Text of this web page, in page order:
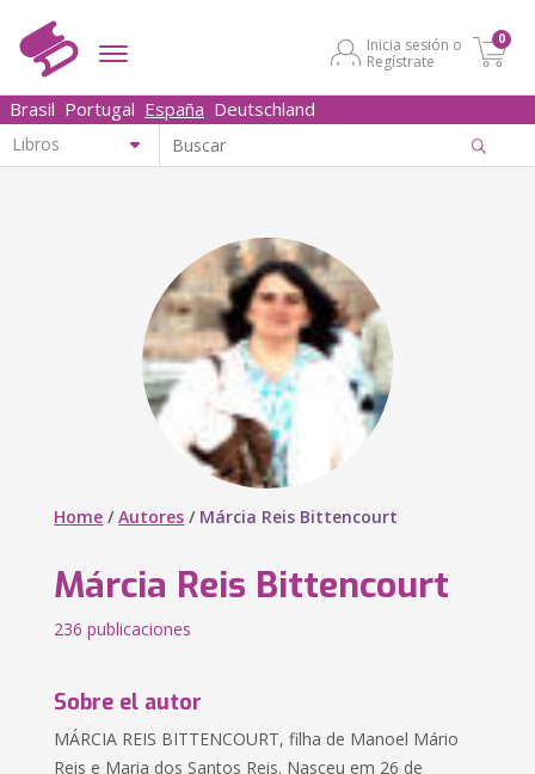
Inicia sesión o
Regístrate
0
Brasil Portugal España Deutschland
Home /Autores / Márcia Reis Bittencourt
Márcia Reis Bittencourt
236 publicaciones
Sobre el autor
MÁRCIA REIS BITTENCOURT, filha de Manoel Mário
Reis e Maria dos Santos Reis. Nasceu em 26 de